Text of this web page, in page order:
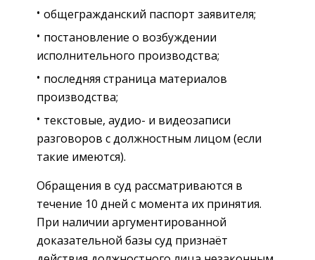
общегражданский паспорт заявителя;
постановление о возбуждении
исполнительного производства;
последняя страница материалов
производства;
текстовые, аудио- и видеозаписи
разговоров с должностным лицом (если
такие имеются).
Обращения в суд рассматриваются в
течение 10 дней с момента их принятия.
При наличии аргументированной
доказательной базы суд признаёт